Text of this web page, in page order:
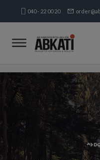
040 - 22 00 20
Produkter
Kampanjer
Varumärken
Kundservice & Kontakt
Mån-tors:
8.15-16.30Fre: 8.15-